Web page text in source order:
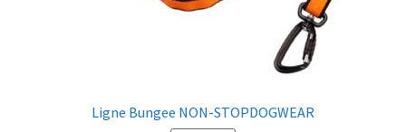
Ligne Bungee NON-STOPDOGWEAR